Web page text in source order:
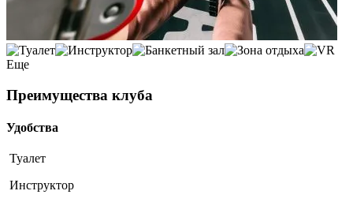
Еще
Преимущества клуба
Удобства
Туалет
Инструктор